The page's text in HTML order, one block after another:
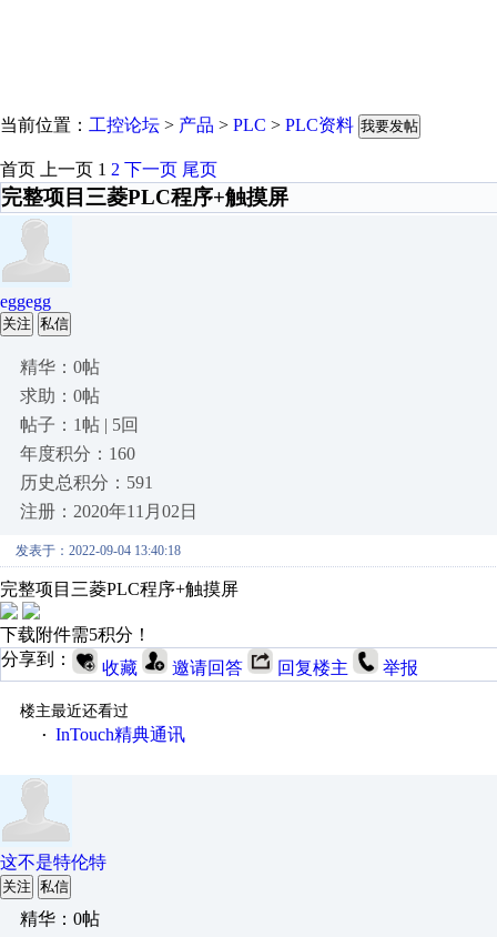
当前位置： 工控论坛 > 产品 > PLC > PLC资料 我要发帖
首页 上一页 1 2 下一页 尾页
完整项目三菱PLC程序+触摸屏
eggegg
关注 私信
精华：0帖
求助：0帖
帖子：1帖 | 5回
年度积分：160
历史总积分：591
注册：2020年11月02日
发表于：2022-09-04 13:40:18
完整项目三菱PLC程序+触摸屏
下载附件需5积分！
分享到：
收藏 邀请回答 回复楼主 举报
楼主最近还看过
· InTouch精典通讯
这不是特伦特
关注 私信
精华：0帖